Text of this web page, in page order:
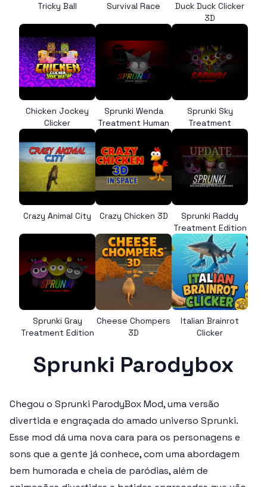
Tricky Ball Survival Race
Duck Duck Clicker
3D
Chicken Jockey
Clicker
Sprunki Wenda
Treatment Human
Sprunki Sky
Treatment
Crazy Animal City Crazy Chicken 3D
Sprunki Raddy
Treatment Edition
Sprunki Gray
Treatment Edition
Cheese Chompers
3D
Italian Brainrot
Clicker
Sprunki Parodybox
Chegou o Sprunki ParodyBox Mod, uma versão
divertida e engraçada do amado universo Sprunki.
Esse mod dá uma nova cara para os personagens e
sons que a gente já conhece, com uma abordagem
bem humorada e cheia de paródias, além de